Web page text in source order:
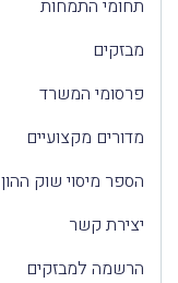
תחומי התמחות
מבזקים
פרסומי המשרד
מדורים מקצועיים
הספר מיסוי שוק ההון
יצירת קשר
הרשמה למבזקים